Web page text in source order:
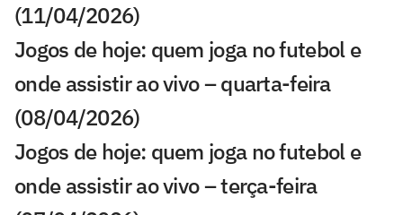
(11/04/2026)
Jogos de hoje: quem joga no futebol e
onde assistir ao vivo – quarta-feira
(08/04/2026)
Jogos de hoje: quem joga no futebol e
onde assistir ao vivo – terça-feira